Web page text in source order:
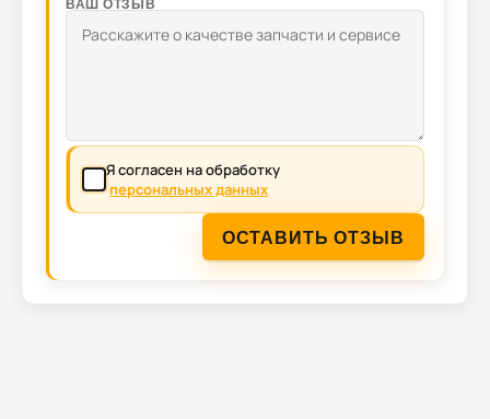
ВАШ ОТЗЫВ
Я согласен на обработку
персональных данных
ОСТАВИТЬ ОТЗЫВ